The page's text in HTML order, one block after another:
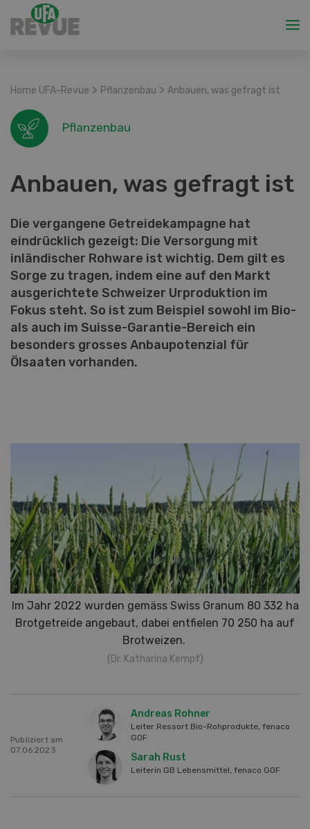
Home UFA-Revue > Pflanzenbau > Anbauen, was gefragt ist
Pflanzenbau
Anbauen, was gefragt ist
Die vergangene Getreidekampagne hat
eindrücklich gezeigt: Die Versorgung mit
inländischer Rohware ist wichtig. Dem gilt es
Sorge zu tragen, indem eine auf den Markt
ausgerichtete Schweizer Urproduktion im
Fokus steht. So ist zum Beispiel sowohl im Bio-
als auch im Suisse-Garantie-Bereich ein
besonders grosses Anbaupotenzial für
Ölsaaten vorhanden.
Im Jahr 2022 wurden gemäss Swiss Granum 80 332 ha
Brotgetreide angebaut, dabei entfielen 70 250 ha auf
Brotweizen.
(Dr. Katharina Kempf)
Publiziert am
07.06.2023
Andreas Rohner
Leiter Ressort Bio-Rohprodukte, fenaco
GOF
Sarah Rust
Leiterin GB Lebensmittel, fenaco GOF